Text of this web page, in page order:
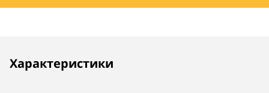
Описание
Характеристики
Инструкции